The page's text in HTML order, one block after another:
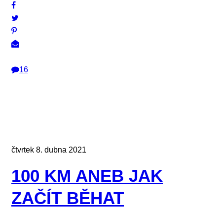
16
čtvrtek 8. dubna 2021
100 KM ANEB JAK
ZAČÍT BĚHAT